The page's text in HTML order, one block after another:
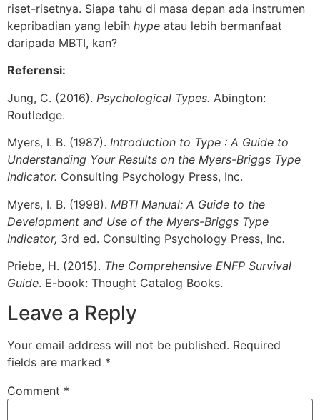
riset-risetnya. Siapa tahu di masa depan ada instrumen
kepribadian yang lebih hype atau lebih bermanfaat
daripada MBTI, kan?
Referensi:
Jung, C. (2016). Psychological Types. Abington:
Routledge.
Myers, I. B. (1987). Introduction to Type : A Guide to
Understanding Your Results on the Myers-Briggs Type
Indicator. Consulting Psychology Press, Inc.
Myers, I. B. (1998). MBTI Manual: A Guide to the
Development and Use of the Myers-Briggs Type
Indicator, 3rd ed. Consulting Psychology Press, Inc.
Priebe, H. (2015). The Comprehensive ENFP Survival
Guide. E-book: Thought Catalog Books.
Leave a Reply
Your email address will not be published. Required
fields are marked *
Comment *